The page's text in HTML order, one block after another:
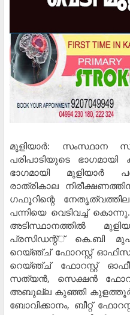
മുളിയാര്‍: സംസ്ഥാന
പരിപാടിയുടെ ഭാഗമായി
ഭാഗമായി മുളിയാര്‍
രാത്രികാല
ഗഫൂറിന്റെ
പന്നിയെ വെടിവച്ച് കൊന്നു.
അടിസ്ഥാനത്തില്‍
പ്രസിഡന്റ്് കെ.ബി
റെയ്ഞ്ച് ഫോറസ്റ്റ്
റെയ്ഞ്ച് ഫോറസ്റ്റ്
സത്യന്‍, സെക്ഷന്‍
അബുല്ല കുഞ്ഞി
ബോവിക്കാനം, ബീറ്റ്